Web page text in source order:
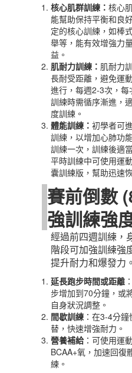
核心肌群訓練： 核心
能幫助保持平衡和良
定的核心訓練，如棒
舉等，能有效增強力
益。
肌耐力訓練： 肌耐力
長耐受距離，避免運
進行，每週2-3次，每
訓練時需循序漸進，
度訓練。
體能訓練： 初學者可
訓練，以增加心肺功
訓練一次，訓練後適
平時訓練中可使用運
囊訓練版，幫助迅速
賽前倒數
強訓練強
經過前四週訓練，
階段可加強訓練強
提升耐力和爆發力。
延長跑步時間或距離
步增加到70分鐘，或
自身狀況調整。
間歇訓練 ：在3-4分
替，快速增強耐力。
營養補給：可使用運
BCAA+氧，加速回復
練。